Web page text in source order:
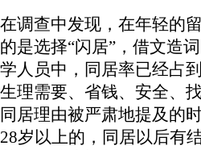
查中发现，在年轻的留
是选择“闪居”，借文造
人员中，同居率已经占
理需要、省钱、安全、
居理由被严肃地提及的
岁以上的，同居以后有